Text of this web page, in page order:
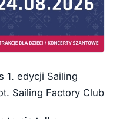
1. edycji Sailing
Sailing Factory Club